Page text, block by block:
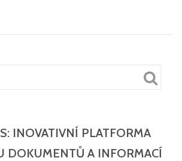
INOVATIVNÍ PLATFORMA
DOKUMENTŮ A INFORMACÍ